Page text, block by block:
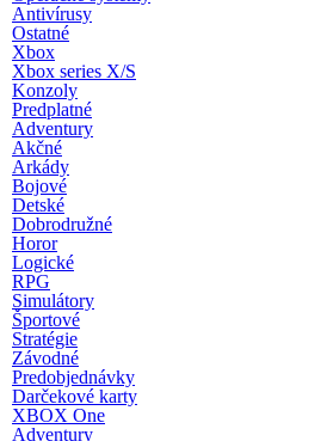
Antivírusy
Ostatné
Xbox
Xbox series X/S
Konzoly
Predplatné
Adventury
Akčné
Arkády
Bojové
Detské
Dobrodružné
Horor
Logické
RPG
Simulátory
Športové
Stratégie
Závodné
Predobjednávky
Darčekové karty
XBOX One
Adventury